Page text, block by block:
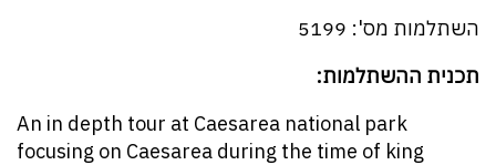
השתלמות מס': 5199
תכנית ההשתלמות:
An in depth tour at Caesarea national park
focusing on Caesarea during the time of king